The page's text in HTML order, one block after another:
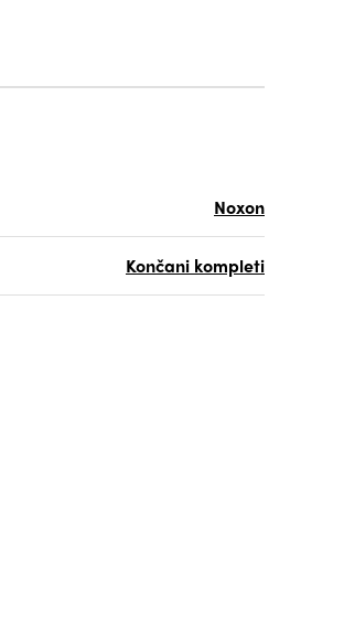
Noxon
Končani kompleti